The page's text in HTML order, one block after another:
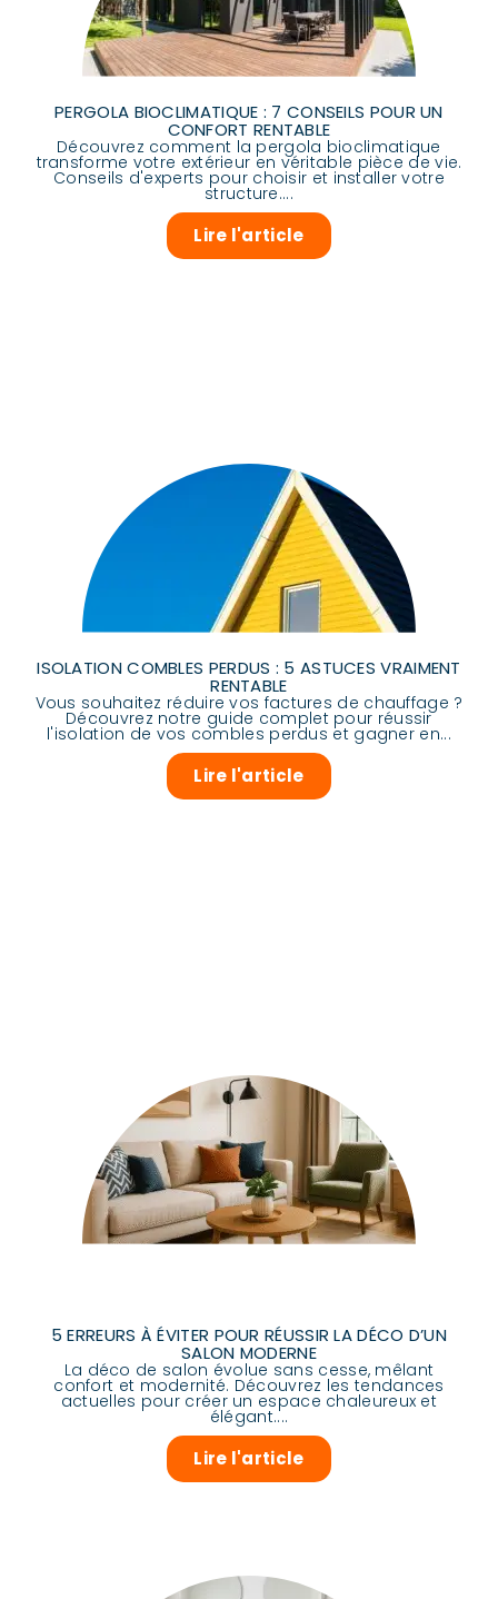
PERGOLA BIOCLIMATIQUE : 7 CONSEILS POUR UN
CONFORT RENTABLE
Découvrez comment la pergola bioclimatique
transforme votre extérieur en véritable pièce de vie.
Conseils d'experts pour choisir et installer votre
structure....
Lire l'article
ISOLATION COMBLES PERDUS : 5 ASTUCES VRAIMENT
RENTABLE
Vous souhaitez réduire vos factures de chauffage ?
Découvrez notre guide complet pour réussir
l'isolation de vos combles perdus et gagner en...
Lire l'article
5 ERREURS À ÉVITER POUR RÉUSSIR LA DÉCO D’UN
SALON MODERNE
La déco de salon évolue sans cesse, mêlant
confort et modernité. Découvrez les tendances
actuelles pour créer un espace chaleureux et
élégant....
Lire l'article